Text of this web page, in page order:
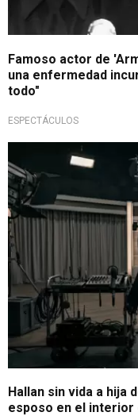
Famoso actor de
una enfermedad
todo"
ESPECTÁCULOS
Luto en el cine
Hallan sin vida a hija
esposo en el interior